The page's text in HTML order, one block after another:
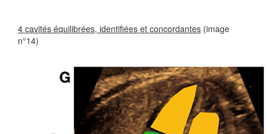
4 cavités équilibrées, identifiées et concordantes (image
n°14)